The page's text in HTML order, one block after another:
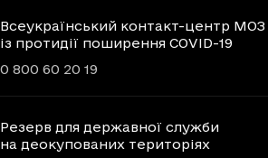
Всеукраїнський контакт-центр МОЗ
із протидії поширення COVID-19
0 800 60 20 19
Резерв для державної служби
на деокупованих територіях